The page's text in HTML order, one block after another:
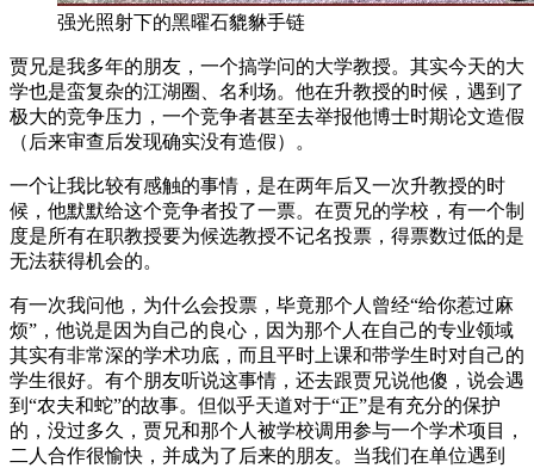
强光照射下的黑曜石貔貅手链
贾兄是我多年的朋友，一个搞学问的大学教授。其实今天的大
学也是蛮复杂的江湖圈、名利场。他在升教授的时候，遇到了
极大的竞争压力，一个竞争者甚至去举报他博士时期论文造假
（后来审查后发现确实没有造假）。
一个让我比较有感触的事情，是在两年后又一次升教授的时
候，他默默给这个竞争者投了一票。在贾兄的学校，有一个制
度是所有在职教授要为候选教授不记名投票，得票数过低的是
无法获得机会的。
有一次我问他，为什么会投票，毕竟那个人曾经“给你惹过麻
烦”，他说是因为自己的良心，因为那个人在自己的专业领域
其实有非常深的学术功底，而且平时上课和带学生时对自己的
学生很好。有个朋友听说这事情，还去跟贾兄说他傻，说会遇
到“农夫和蛇”的故事。但似乎天道对于“正”是有充分的保护
的，没过多久，贾兄和那个人被学校调用参与一个学术项目，
二人合作很愉快，并成为了后来的朋友。当我们在单位遇到